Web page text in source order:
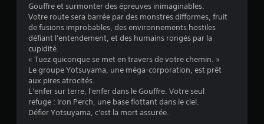
V
o
u
s
o
u
v
e
z
j
Gouffre et surmonter des épreuves inimaginables.
Votre route sera barrée par des monstres difformes, fruit
de fusions improbables, des environnements hostiles
défiant l'entendement, et des humains rongés par la
cupidité.
« Tuez quiconque se met en travers de votre chemin. »
Le groupe Yotsuyama, une méga-corporation, est prêt
aux pires atrocités.
L'enfer sur terre, l'enfer dans le Gouffre. Votre seul
refuge : Iron Perch, une base flottant dans le ciel.
Défier Yotsuyama, c'est la mort assurée.